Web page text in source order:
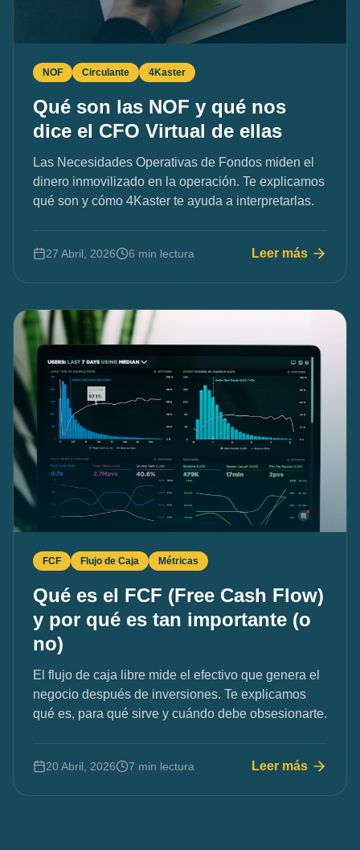
NOF Circulante 4Kaster
Qué son las NOF y qué nos
dice el CFO Virtual de ellas
Las Necesidades Operativas de Fondos miden el
dinero inmovilizado en la operación. Te explicamos
qué son y cómo 4Kaster te ayuda a interpretarlas.
27 Abril, 2026 6 min lectura Leer más
FCF Flujo de Caja Métricas
Qué es el FCF (Free Cash Flow)
y por qué es tan importante (o
no)
El flujo de caja libre mide el efectivo que genera el
negocio después de inversiones. Te explicamos
qué es, para qué sirve y cuándo debe obsesionarte.
20 Abril, 2026 7 min lectura Leer más